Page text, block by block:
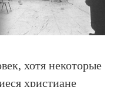
хотя некоторые
христиане